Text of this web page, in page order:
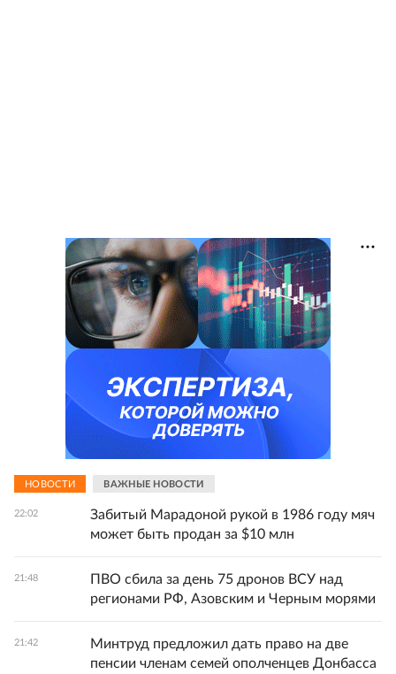
НОВОСТИ ВАЖНЫЕ НОВОСТИ
22:02
Забитый Марадоной рукой в 1986 году мяч
может быть продан за $10 млн
21:48
ПВО сбила за день 75 дронов ВСУ над
регионами РФ, Азовским и Черным морями
21:42
Минтруд предложил дать право на две
пенсии членам семей ополченцев Донбасса